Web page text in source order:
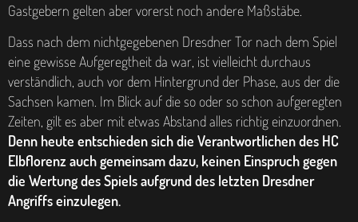
Gastgebern gelten aber vorerst noch andere Maßstäbe.
Dass nach dem nichtgegebenen Dresdner Tor nach dem Spiel
eine gewisse Aufgeregtheit da war, ist vielleicht durchaus
verständlich, auch vor dem Hintergrund der Phase, aus der die
Sachsen kamen. Im Blick auf die so oder so schon aufgeregten
Zeiten, gilt es aber mit etwas Abstand alles richtig einzuordnen.
Denn heute entschieden sich die Verantwortlichen des HC
Elbflorenz auch gemeinsam dazu, keinen Einspruch gegen
die Wertung des Spiels aufgrund des letzten Dresdner
Angriffs einzulegen.